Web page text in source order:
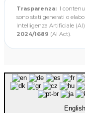
Trasparenza: I
sono stati generati o
Intelligenza Artificiale
2024/1689 (AI Act).
English